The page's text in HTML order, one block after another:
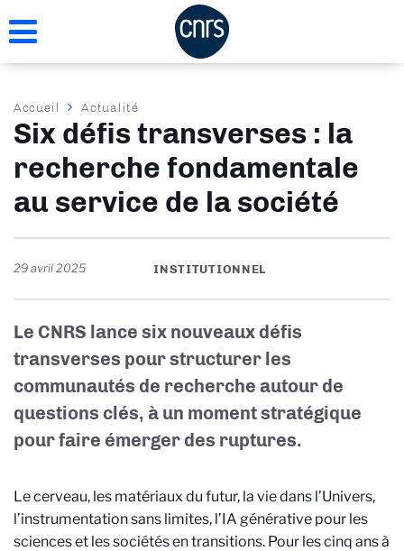
au
Fil
d'Ariane
Accueil Actualité
Six défis transverses : la
recherche fondamentale
au service de la société
29 avril 2025 INSTITUTIONNEL
Le CNRS lance six nouveaux défis
transverses pour structurer les
communautés de recherche autour de
questions clés, à un moment stratégique
pour faire émerger des ruptures.
Le cerveau, les matériaux du futur, la vie dans l’Univers,
l’instrumentation sans limites, l’IA générative pour les
sciences et les sociétés en transitions. Pour les cinq ans à